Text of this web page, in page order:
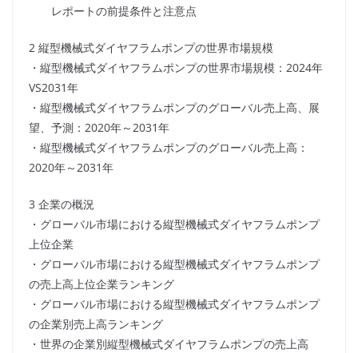
レポートの前提条件と注意点
2 縦型機械式ダイヤフラムポンプの世界市場規模
・縦型機械式ダイヤフラムポンプの世界市場規模：2024年
VS2031年
・縦型機械式ダイヤフラムポンプのグローバル売上高、展
望、予測：2020年～2031年
・縦型機械式ダイヤフラムポンプのグローバル売上高：
2020年～2031年
3 企業の概況
・グローバル市場における縦型機械式ダイヤフラムポンプ
上位企業
・グローバル市場における縦型機械式ダイヤフラムポンプ
の売上高上位企業ランキング
・グローバル市場における縦型機械式ダイヤフラムポンプ
の企業別売上高ランキング
・世界の企業別縦型機械式ダイヤフラムポンプの売上高